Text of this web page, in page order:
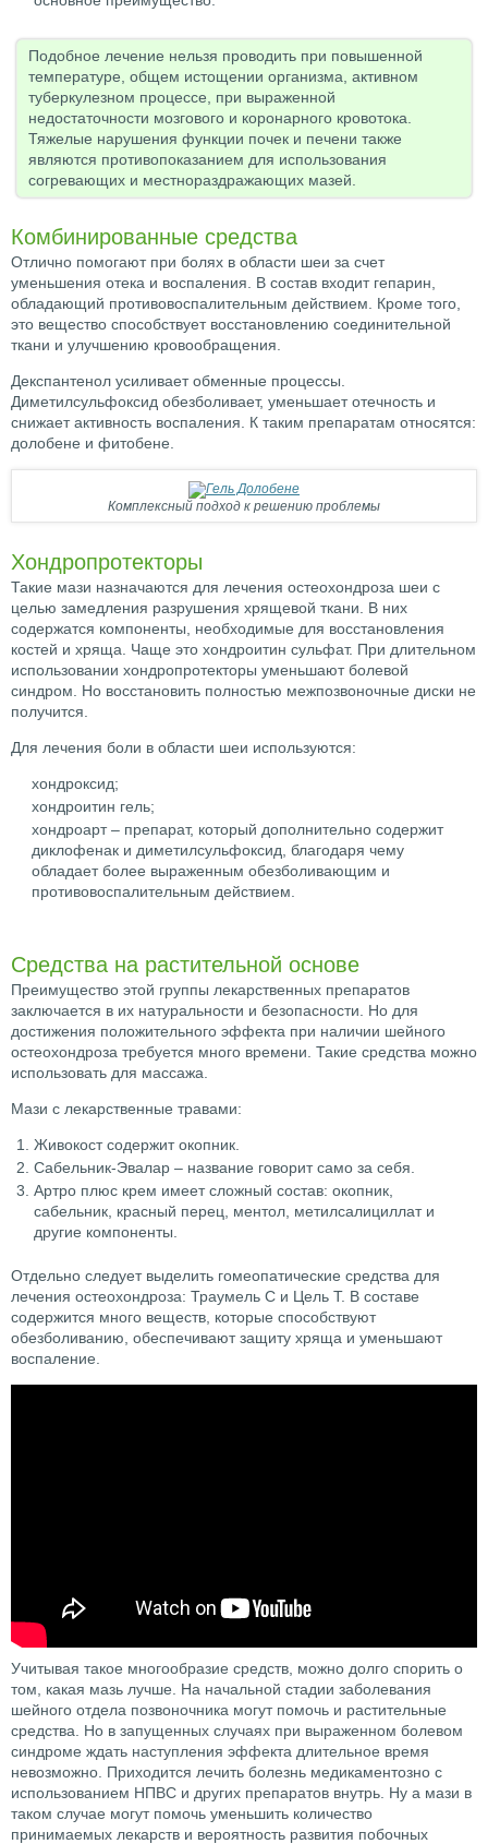
Подобное лечение нельзя проводить при повышенной
температуре, общем истощении организма, активном
туберкулезном процессе, при выраженной
недостаточности мозгового и коронарного кровотока.
Тяжелые нарушения функции почек и печени также
являются противопоказанием для использования
согревающих и местнораздражающих мазей.
Комбинированные средства
Отлично помогают при болях в области шеи за счет
уменьшения отека и воспаления. В состав входит гепарин,
обладающий противовоспалительным действием. Кроме того,
это вещество способствует восстановлению соединительной
ткани и улучшению кровообращения.
Декспантенол усиливает обменные процессы.
Диметилсульфоксид обезболивает, уменьшает отечность и
снижает активность воспаления. К таким препаратам относятся:
долобене и фитобене.
Комплексный подход к решению проблемы
Хондропротекторы
Такие мази назначаются для лечения остеохондроза шеи с
целью замедления разрушения хрящевой ткани. В них
содержатся компоненты, необходимые для восстановления
костей и хряща. Чаще это хондроитин сульфат. При длительном
использовании хондропротекторы уменьшают болевой
синдром. Но восстановить полностью межпозвоночные диски не
получится.
Для лечения боли в области шеи используются:
хондроксид;
хондроитин гель;
хондроарт – препарат, который дополнительно содержит
диклофенак и диметилсульфоксид, благодаря чему
обладает более выраженным обезболивающим и
противовоспалительным действием.
Средства на растительной основе
Преимущество этой группы лекарственных препаратов
заключается в их натуральности и безопасности. Но для
достижения положительного эффекта при наличии шейного
остеохондроза требуется много времени. Такие средства можно
использовать для массажа.
Мази с лекарственные травами:
Живокост содержит окопник.
Сабельник-Эвалар – название говорит само за себя.
Артро плюс крем имеет сложный состав: окопник,
сабельник, красный перец, ментол, метилсалициллат и
другие компоненты.
Отдельно следует выделить гомеопатические средства для
лечения остеохондроза: Траумель С и Цель Т. В составе
содержится много веществ, которые способствуют
обезболиванию, обеспечивают защиту хряща и уменьшают
воспаление.
Учитывая такое многообразие средств, можно долго спорить о
том, какая мазь лучше. На начальной стадии заболевания
шейного отдела позвоночника могут помочь и растительные
средства. Но в запущенных случаях при выраженном болевом
синдроме ждать наступления эффекта длительное время
невозможно. Приходится лечить болезнь медикаментозно с
использованием НПВС и других препаратов внутрь. Ну а мази в
таком случае могут помочь уменьшить количество
принимаемых лекарств и вероятность развития побочных